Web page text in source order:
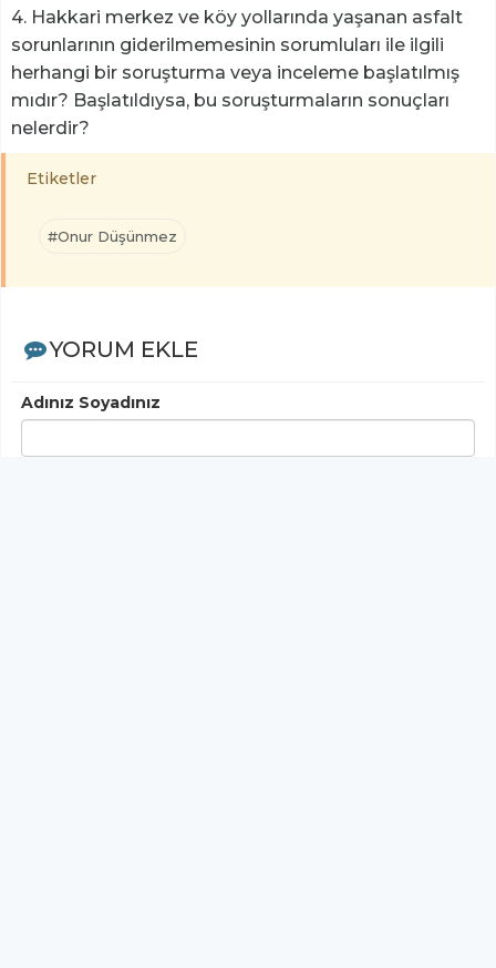
4. Hakkari merkez ve köy yollarında yaşanan asfalt
sorunlarının giderilmemesinin sorumluları ile ilgili
herhangi bir soruşturma veya inceleme başlatılmış
mıdır? Başlatıldıysa, bu soruşturmaların sonuçları
nelerdir?
Etiketler
#Onur Düşünmez
YORUM EKLE
Adınız Soyadınız